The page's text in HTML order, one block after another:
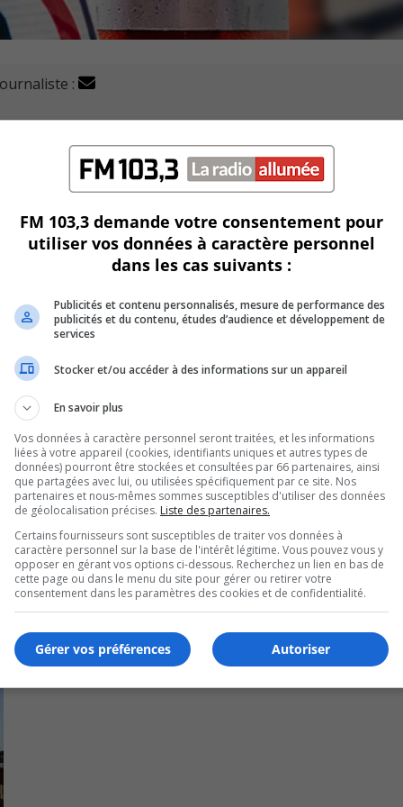
:
sur l’autoroute 10 dans le secteur Malo/Leduc à
10 ouest, entre la bretelle d’entrée de la voie de service
le lendemain, et de samedi à 23h30 à dimanche midi.
de 22h30 vendredi à dimanche midi, entre le
travaux.
par mesure de sécurité.
maintenue.
pour rejoindre l’A10 ouest via la bretelle d’accès
Du Quartier.
FM 103,3 demande votre consentement pour
utiliser vos données à caractère personnel
dans les cas suivants :
Publicités et contenu personnalisés, mesure de performance des
publicités et du contenu, études d’audience et développement de
services
Stocker et/ou accéder à des informations sur un appareil
En savoir plus
Vos données à caractère personnel seront traitées, et les informations
liées à votre appareil (cookies, identifiants uniques et autres types de
données) pourront être stockées et consultées par 66 partenaires, ainsi
que partagées avec lui, ou utilisées spécifiquement par ce site. Nos
partenaires et nous-mêmes sommes susceptibles d'utiliser des données
de géolocalisation précises. Liste des partenaires.
Certains fournisseurs sont susceptibles de traiter vos données à
caractère personnel sur la base de l'intérêt légitime. Vous pouvez vous y
opposer en gérant vos options ci-dessous. Recherchez un lien en bas de
cette page ou dans le menu du site pour gérer ou retirer votre
consentement dans les paramètres des cookies et de confidentialité.
Autoriser
Gérer vos préférences